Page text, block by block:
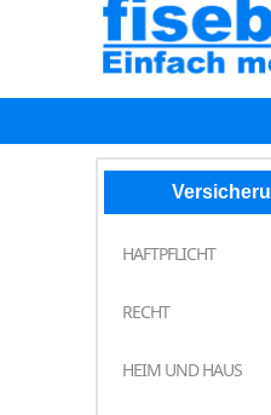
HAFTPFLICHT
RECHT
HEIM UND HAUS